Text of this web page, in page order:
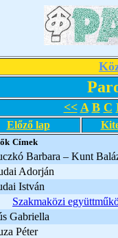
<< A B C
Előző lap
Címek
Barbara – Kunt
Adorján
István
Szakmaközi
Gabriella
Péter